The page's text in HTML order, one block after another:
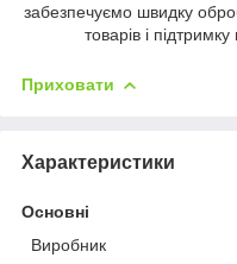
забезпечуємо швидку
товарів і
Приховати
Характеристики
Основні
Виробник